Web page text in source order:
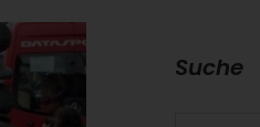
Suche